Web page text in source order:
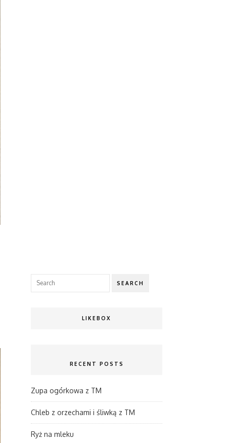
SEARCH
LIKEBOX
RECENT POSTS
Zupa ogórkowa z TM
Chleb z orzechami i śliwką z TM
Ryż na mleku